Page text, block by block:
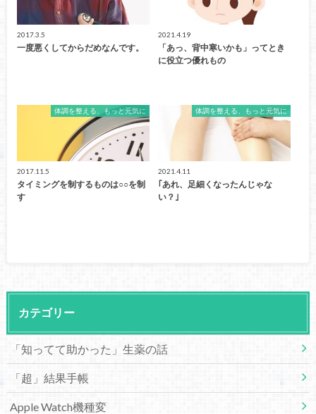
2017.3.5
一度悪くしてからだめなんです。
2021.4.19
「あっ、背中寒いかも」ってとき
に役立つ優れもの
体調を整える、もっと元気に
2017.11.5
タイミングを制するものは○○を制
す
体調を整える、もっと元気に
2021.4.11
｢あれ、足細くなったんじゃな
い？｣
カテゴリー
「知ってて助かった」生薬の話
「超」結果手帳
Apple Watch機種変